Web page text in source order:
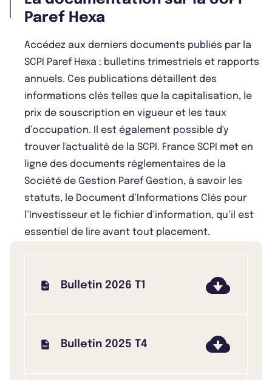
Paref Hexa
Accédez aux derniers documents publiés par la
SCPI Paref Hexa : bulletins trimestriels et rapports
annuels. Ces publications détaillent des
informations clés telles que la capitalisation, le
prix de souscription en vigueur et les taux
d’occupation. Il est également possible d'y
trouver l'actualité de la SCPI. France SCPI met en
ligne des documents réglementaires de la
Société de Gestion Paref Gestion, à savoir les
statuts, le Document d’Informations Clés pour
l’Investisseur et le fichier d’information, qu’il est
essentiel de lire avant tout placement.
Bulletin 2026 T1
Bulletin 2025 T4